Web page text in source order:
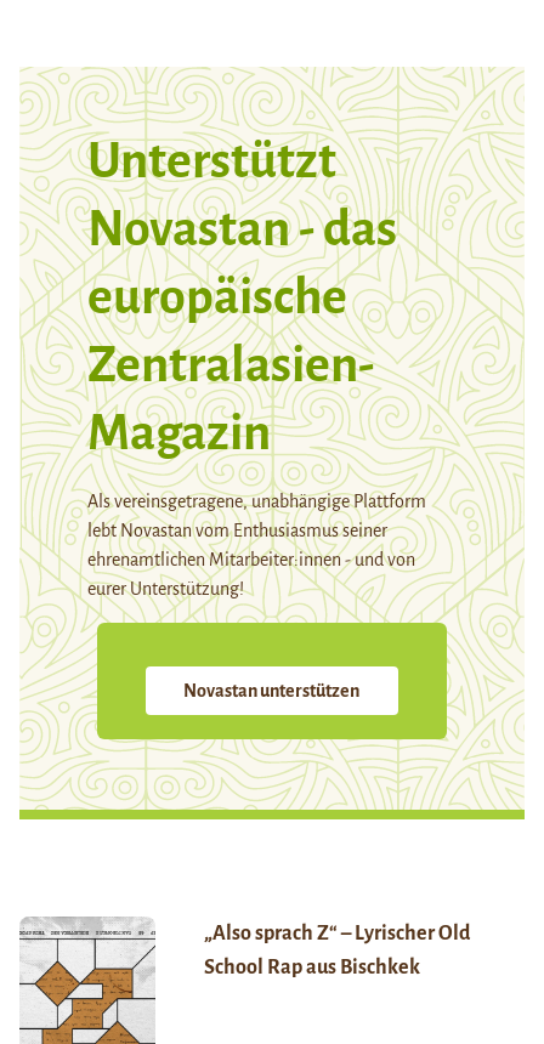
Unterstützt
Novastan - das
europäische
Zentralasien-
Magazin
Als vereinsgetragene, unabhängige Plattform
lebt Novastan vom Enthusiasmus seiner
ehrenamtlichen Mitarbeiter:innen - und von
eurer Unterstützung!
Novastan unterstützen
„Also sprach Z“ – Lyrischer Old
School Rap aus Bischkek